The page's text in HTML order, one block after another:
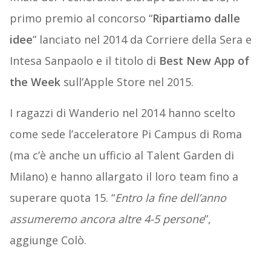
primo premio al concorso “Ripartiamo dalle
idee” lanciato nel 2014 da Corriere della Sera e
Intesa Sanpaolo e il titolo di Best New App of
the Weeksull’Apple Store nel 2015.
I ragazzi di Wanderio nel 2014 hanno scelto
come sede l’acceleratore Pi Campus di Roma
(ma c’è anche un ufficio al Talent Garden di
Milano) e hanno allargato il loro team fino a
superare quota 15. “Entro la fine dell’anno
assumeremo ancora altre 4-5 persone”,
aggiunge Colò.